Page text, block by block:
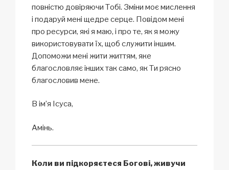
повністю довіряючи Тобі. Зміни моє мислення
і подаруй мені щедре серце. Повідом мені
про ресурси, які я маю, і про те, як я можу
використовувати їх, щоб служити іншим.
Допоможи мені жити життям, яке
благословляє інших так само, як Ти рясно
благословив мене.
В ім’я Ісуса,
Амінь.
Коли ви підкоряєтеся Богові, живучи